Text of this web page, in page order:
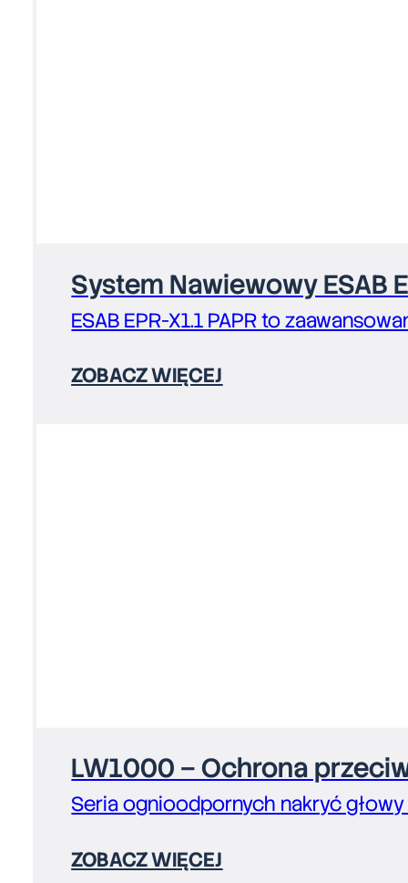
System Nawiewowy ESAB
ESAB EPR-X1.1 PAPR to
ZOBACZ WIĘCEJ
LW1000 – Ochrona
Seria ognioodpornych nakryć
ZOBACZ WIĘCEJ